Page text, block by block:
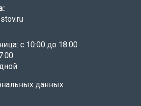
с 10:00 до 18:00
данных